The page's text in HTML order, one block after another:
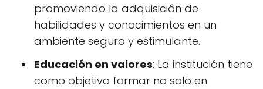
promoviendo la adquisición de
habilidades y conocimientos en un
ambiente seguro y estimulante.
Educación en valores: La institución tiene
como objetivo formar no solo en